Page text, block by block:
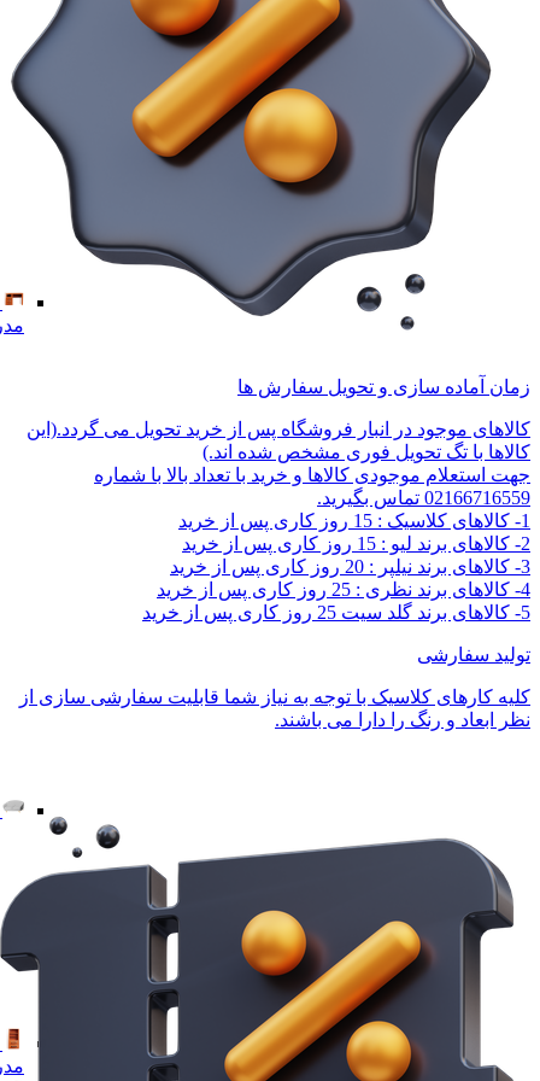
زمان آماده سازی و تحویل سفارش ها
کالاهای موجود در انبار فروشگاه پس از خرید تحویل می گردد.(این
کالاها با تگ تحویل فوری مشخص شده اند.)
جهت استعلام موجودی کالاها و خرید با تعداد بالا با شماره
02166716559 تماس بگیرید.
1- کالاهای کلاسیک : 15 روز کاری پس از خرید
2- کالاهای برند لیو : 15 روز کاری پس از خرید
3- کالاهای برند نیلپر : 20 روز کاری پس از خرید
4- کالاهای برند نظری : 25 روز کاری پس از خرید
5- کالاهای برند گلد سیت 25 روز کاری پس از خرید
تولید سفارشی
کلیه کارهای کلاسیک با توجه به نیاز شما قابلیت سفارشی سازی از
نظر ابعاد و رنگ را دارا می باشند.